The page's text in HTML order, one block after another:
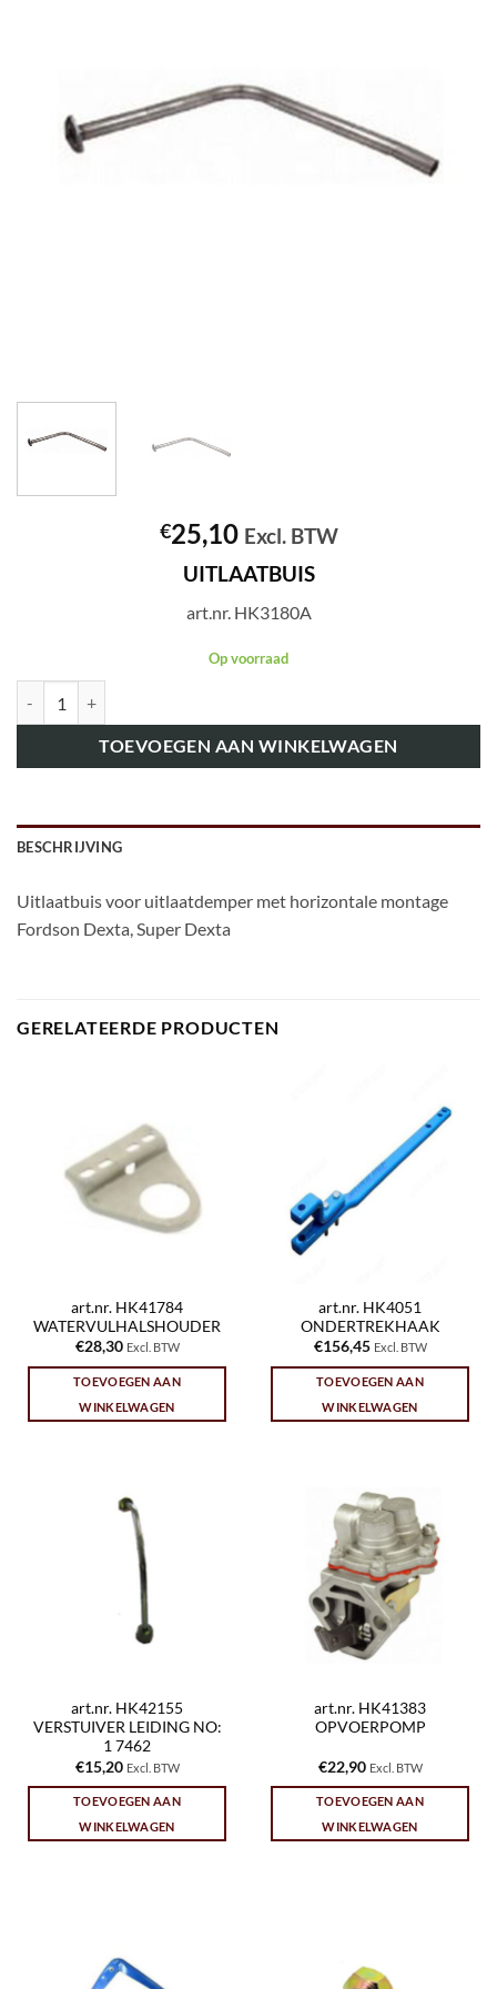
€25,10 Excl. BTW
UITLAATBUIS
art.nr. HK3180A
Op voorraad
TOEVOEGEN AAN WINKELWAGEN
BESCHRIJVING
Uitlaatbuis voor uitlaatdemper met horizontale montage
Fordson Dexta, Super Dexta
GERELATEERDE PRODUCTEN
art.nr. HK41784
WATERVULHALSHOUDER
€28,30 Excl. BTW
TOEVOEGEN AAN
WINKELWAGEN
art.nr. HK4051
ONDERTREKHAAK
€156,45 Excl. BTW
TOEVOEGEN AAN
WINKELWAGEN
art.nr. HK42155
VERSTUIVER LEIDING NO:
1 7462
€15,20 Excl. BTW
TOEVOEGEN AAN
WINKELWAGEN
art.nr. HK41383
OPVOERPOMP
€22,90 Excl. BTW
TOEVOEGEN AAN
WINKELWAGEN